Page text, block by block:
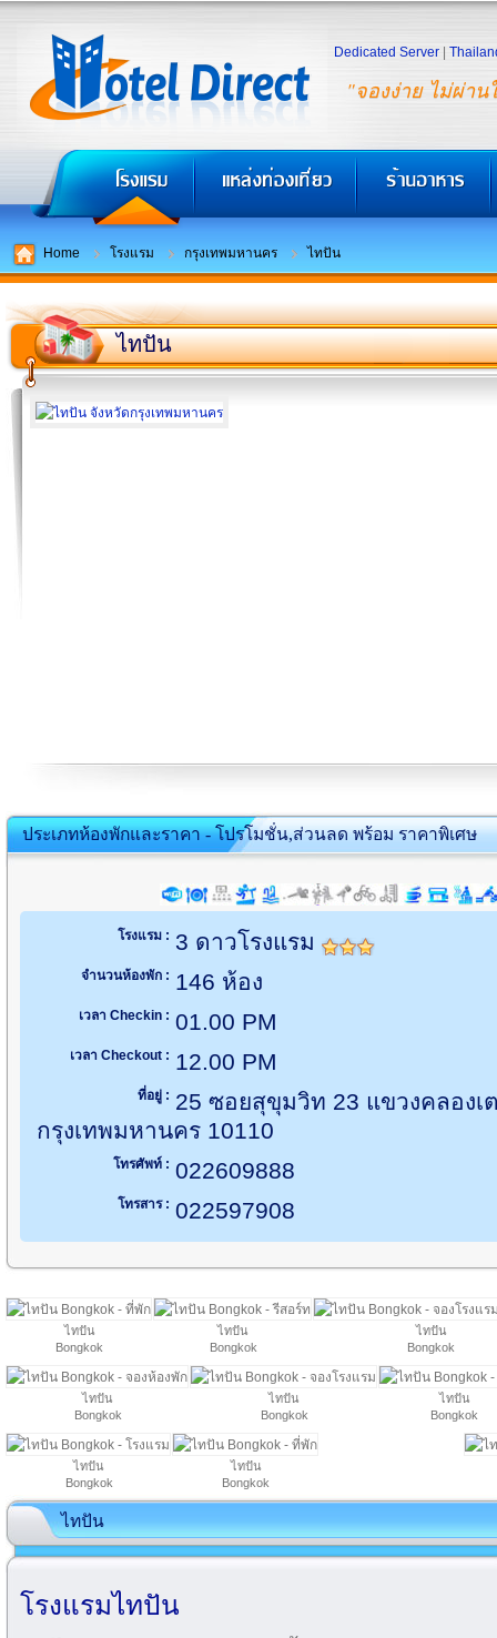
"จองง่าย ไม่ผ่าน
Dedicated Server
Home โรงแรม กรุงเทพมหานคร ไทปัน
ไทปัน
ประเภทห้องพักและราคา - โปรโมชั่น,ส่วนลด พร้อม ราคาพิเศษ
โรงแรม : 3 ดาวโรงแรม
จำนวนห้องพัก : 146 ห้อง
เวลา Checkin : 01.00 PM
เวลา Checkout : 12.00 PM
ที่อยู่ : 25 ซอยสุขุมวิท 23 แขวงคลองเ
กรุงเทพมหานคร 10110
โทรศัพท์ : 022609888
โทรสาร : 022597908
ไทปัน
Bongkok
ไทปัน
Bongkok
ไทปัน
Bongkok
ไทปัน
Bongkok
ไทปัน
Bongkok
ไทปัน
Bongkok
ไทปัน
Bongkok
ไทปัน
Bongkok
ไทปัน
โรงแรมไทปัน